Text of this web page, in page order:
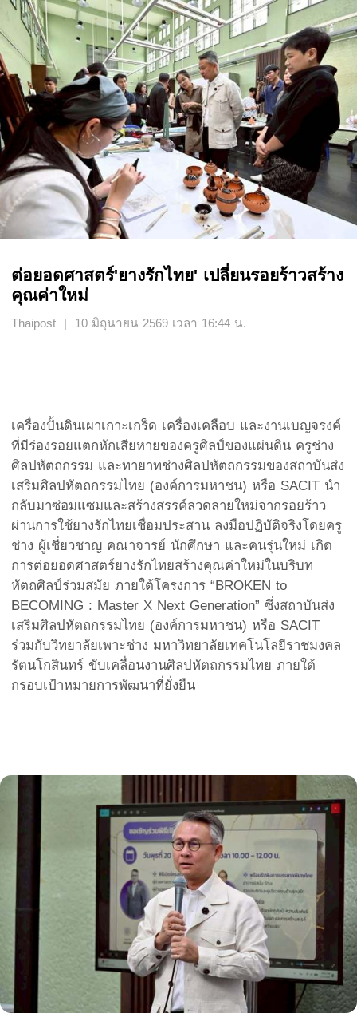
ต่อยอดศาสตร์'ยางรักไทย' เปลี่ยนรอยร้าวสร้าง
คุณค่าใหม่
Thaipost | 10 มิถุนายน 2569 เวลา 16:44 น.
เครื่องปั้นดินเผาเกาะเกร็ด เครื่องเคลือบ และงานเบญจรงค์
ที่มีร่องรอยแตกหักเสียหายของครูศิลป์ของแผ่นดิน ครูช่าง
ศิลปหัตถกรรม และทายาทช่างศิลปหัตถกรรมของสถาบันส่ง
เสริมศิลปหัตถกรรมไทย (องค์การมหาชน) หรือ SACIT นำ
กลับมาซ่อมแซมและสร้างสรรค์ลวดลายใหม่จากรอยร้าว
ผ่านการใช้ยางรักไทยเชื่อมประสาน ลงมือปฏิบัติจริงโดยครู
ช่าง ผู้เชี่ยวชาญ คณาจารย์ นักศึกษา และคนรุ่นใหม่ เกิด
การต่อยอดศาสตร์ยางรักไทยสร้างคุณค่าใหม่ในบริบท
หัตถศิลป์ร่วมสมัย ภายใต้โครงการ “BROKEN to
BECOMING : Master X Next Generation” ซึ่งสถาบันส่ง
เสริมศิลปหัตถกรรมไทย (องค์การมหาชน) หรือ SACIT
ร่วมกับวิทยาลัยเพาะช่าง มหาวิทยาลัยเทคโนโลยีราชมงคล
รัตนโกสินทร์ ขับเคลื่อนงานศิลปหัตถกรรมไทย ภายใต้
กรอบเป้าหมายการพัฒนาที่ยั่งยืน